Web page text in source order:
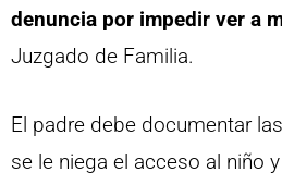
denuncia por impedir ver a
Juzgado de Familia.
El padre debe documentar
se le niega el acceso al niño